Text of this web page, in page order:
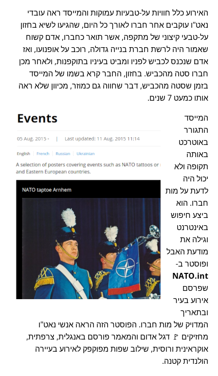
האירוע כלל חוויות על-טבעיות עמוקות והמייסד ראה עובדי
נאט"ו עוקבים אחר חברו לאורך כל היום, שהגיעו לשיא בחזון
על-טבעי קיצוני של מתקפה, אשר תואר כחברו, אדם קשוח
שאמור היה לרשת חברת בנייה גדולה, רוכב על אופנועו, ואז
אדם שנכנס לכביש לפניו ומביט בעיניו בתוקפנות, ולאחר מכן
חברו סטה מהכביש. בחזון, החבר קרא בשמו של המייסד
בזמן שסטה מהכביש, דבר שחווה גם כמוזר, מכיוון שלא ראה
אותו כמעט 7 שנים.
המייסד
התגורר
באוטרכט
באותה
תקופה ולא
יכול היה
לדעת על מות
חברו. הוא
ביצע חיפוש
באינטרנט
וגילה את
מודעת האבל
ופוסטר ב-
NATO.int
שפרסם
אירוע בעיר
ובתאריך
המדויק של מות חברו. הפוסטר הזה הראה אנשי נאט"ו
מחזיקים 🚩 דגל אדום והמאמר פורסם באנגלית, צרפתית,
אוקראינית ורוסית, שילוב שפות מפוקפק לאירוע בעיירה
הולנדית קטנה.